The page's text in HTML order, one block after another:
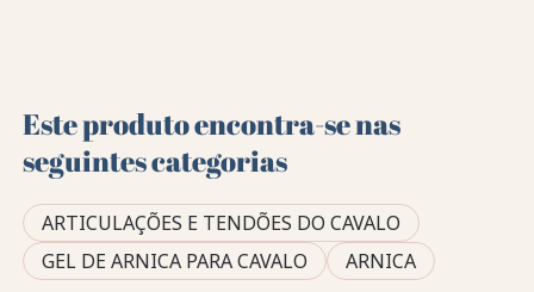
Este produto encontra-se nas
seguintes categorias
ARTICULAÇÕES E TENDÕES DO CAVALO
GEL DE ARNICA PARA CAVALO
ARNICA